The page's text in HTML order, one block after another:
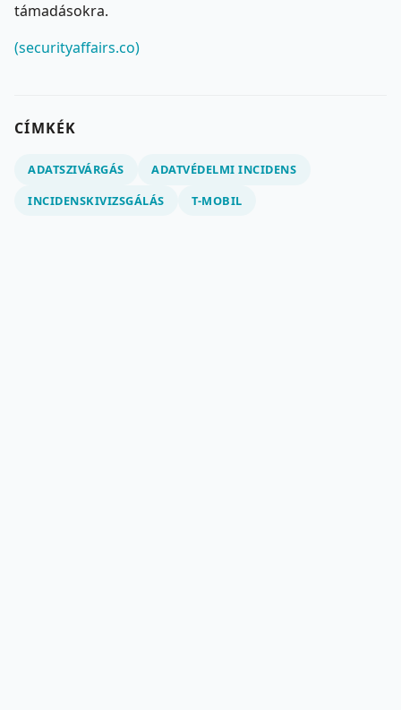
támadásokra.
(securityaffairs.co)
CÍMKÉK
ADATSZIVÁRGÁS
ADATVÉDELMI INCIDENS
INCIDENSKIVIZSGÁLÁS
T-MOBIL